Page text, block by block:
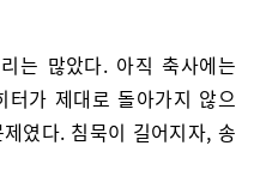
는 많았다. 아직 축사에는
가 제대로 돌아가지 않으
였다. 침묵이 길어지자, 송